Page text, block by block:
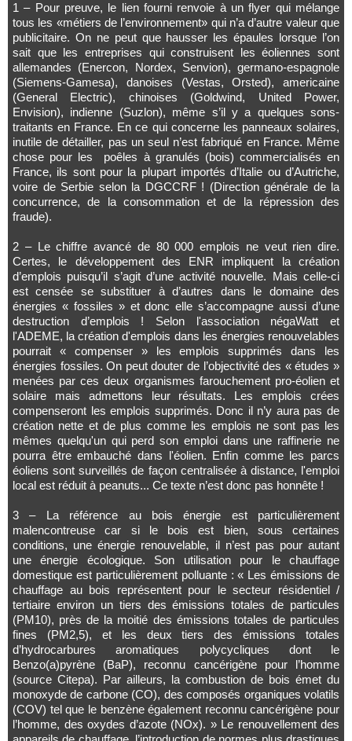
1 – Pour preuve, le lien fourni renvoie à un flyer qui mélange
tous les «métiers de l’environnement» qui n’a d’autre valeur que
publicitaire. On ne peut que hausser les épaules lorsque l’on
sait que les entreprises qui construisent les éoliennes sont
allemandes (Enercon, Nordex, Senvion), germano-espagnole
(Siemens-Gamesa), danoises (Vestas, Orsted), americaine
(General Electric), chinoises (Goldwind, United Power,
Envision), indienne (Suzlon), même s’il y a quelques sons-
traitants en France. En ce qui concerne les panneaux solaires,
inutile de détailler, pas un seul n’est fabriqué en France. Même
chose pour les poêles à granulés (bois) commercialisés en
France, ils sont pour la plupart importés d’Italie ou d’Autriche,
voire de Serbie selon la DGCCRF ! (Direction générale de la
concurrence, de la consommation et de la répression des
fraude).
2 – Le chiffre avancé de 80 000 emplois ne veut rien dire.
Certes, le développement des ENR impliquent la création
d’emplois puisqu’il s’agit d’une activité nouvelle. Mais celle-ci
est censée se substituer à d’autres dans le domaine des
énergies « fossiles » et donc elle s’accompagne aussi d’une
destruction d’emplois ! Selon l'association négaWatt et
l'ADEME, la création d'emplois dans les énergies renouvelables
pourrait « compenser » les emplois supprimés dans les
énergies fossiles. On peut douter de l’objectivité des « études »
menées par ces deux organismes farouchement pro-éolien et
solaire mais admettons leur résultats. Les emplois crées
compenseront les emplois supprimés. Donc il n’y aura pas de
création nette et de plus comme les emplois ne sont pas les
mêmes quelqu'un qui perd son emploi dans une raffinerie ne
pourra être embauché dans l'éolien. Enfin comme les parcs
éoliens sont surveillés de façon centralisée à distance, l'emploi
local est réduit à peanuts... Ce texte n’est donc pas honnête !
3 – La référence au bois énergie est particulièrement
malencontreuse car si le bois est bien, sous certaines
conditions, une énergie renouvelable, il n’est pas pour autant
une énergie écologique. Son utilisation pour le chauffage
domestique est particulièrement polluante : « Les émissions de
chauffage au bois représentent pour le secteur résidentiel /
tertiaire environ un tiers des émissions totales de particules
(PM10), près de la moitié des émissions totales de particules
fines (PM2,5), et les deux tiers des émissions totales
d’hydrocarbures aromatiques polycycliques dont le
Benzo(a)pyrène (BaP), reconnu cancérigène pour l’homme
(source Citepa). Par ailleurs, la combustion de bois émet du
monoxyde de carbone (CO), des composés organiques volatils
(COV) tel que le benzène également reconnu cancérigène pour
l’homme, des oxydes d’azote (NOx). » Le renouvellement des